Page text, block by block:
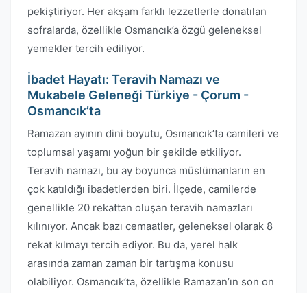
pekiştiriyor. Her akşam farklı lezzetlerle donatılan
sofralarda, özellikle Osmancık’a özgü geleneksel
yemekler tercih ediliyor.
İbadet Hayatı: Teravih Namazı ve
Mukabele Geleneği Türkiye - Çorum -
Osmancık’ta
Ramazan ayının dini boyutu, Osmancık’ta camileri ve
toplumsal yaşamı yoğun bir şekilde etkiliyor.
Teravih namazı, bu ay boyunca müslümanların en
çok katıldığı ibadetlerden biri. İlçede, camilerde
genellikle 20 rekattan oluşan teravih namazları
kılınıyor. Ancak bazı cemaatler, geleneksel olarak 8
rekat kılmayı tercih ediyor. Bu da, yerel halk
arasında zaman zaman bir tartışma konusu
olabiliyor. Osmancık’ta, özellikle Ramazan’ın son on